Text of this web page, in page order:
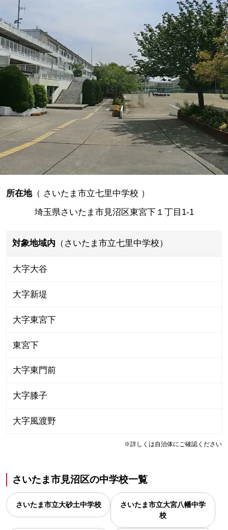
所在地（ さいたま市立七里中学校 ）
埼玉県さいたま市見沼区東宮下１丁目1-1
対象地域内 （さいたま市立七里中学校）
大字大谷
大字新堤
大字東宮下
東宮下
大字東門前
大字膝子
大字風渡野
※詳しくは自治体にご確認ください
さいたま市見沼区の中学校一覧
さいたま市立大砂土中学校
さいたま市立大宮八幡中学
校